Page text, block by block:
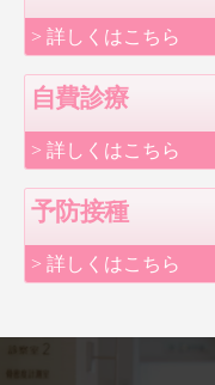
> 詳しくはこちら
自費診療
> 詳しくはこちら
予防接種
> 詳しくはこちら